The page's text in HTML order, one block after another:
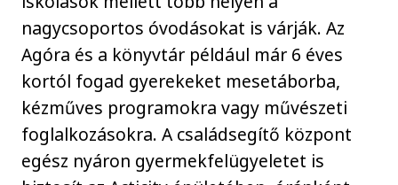
nagycsoportos óvodásokat is várják. Az
Agóra és a könyvtár például már 6 éves
kortól fogad gyerekeket mesetáborba,
kézműves programokra vagy művészeti
foglalkozásokra. A családsegítő központ
egész nyáron gyermekfelügyeletet is